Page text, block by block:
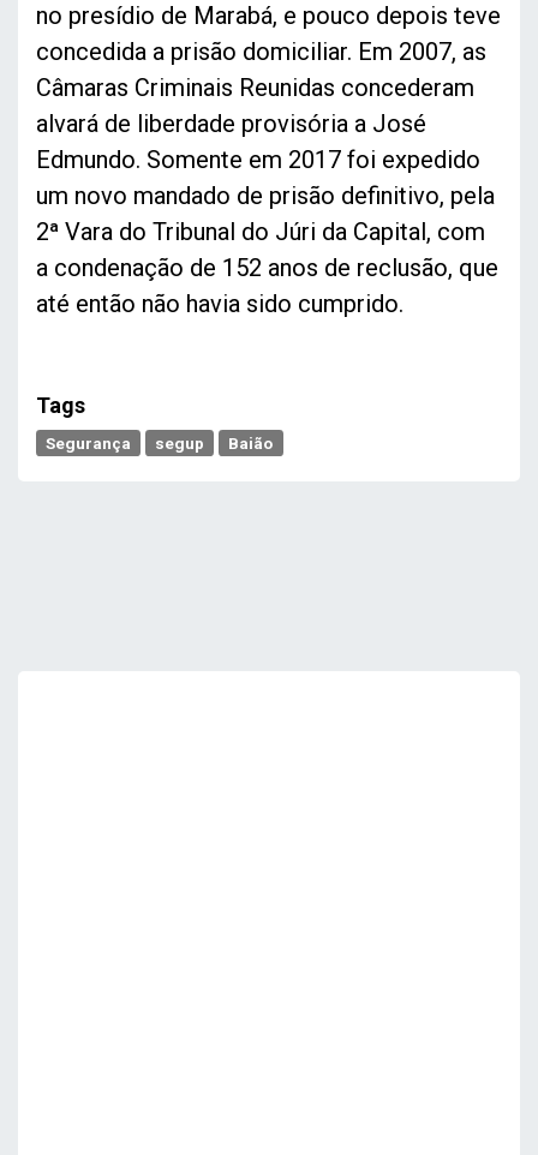
no presídio de Marabá, e pouco depois teve
concedida a prisão domiciliar. Em 2007, as
Câmaras Criminais Reunidas concederam
alvará de liberdade provisória a José
Edmundo. Somente em 2017 foi expedido
um novo mandado de prisão definitivo, pela
2ª Vara do Tribunal do Júri da Capital, com
a condenação de 152 anos de reclusão, que
até então não havia sido cumprido.
Tags
Segurança segup Baião